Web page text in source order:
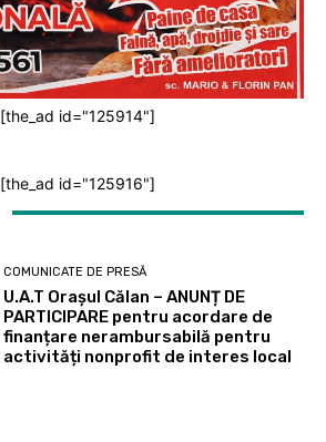
[the_ad id="125914"]
[the_ad id="125916"]
COMUNICATE DE PRESĂ
U.A.T Orașul Călan – ANUNȚ DE
PARTICIPARE pentru acordare de
finanțare nerambursabilă pentru
activități nonprofit de interes local